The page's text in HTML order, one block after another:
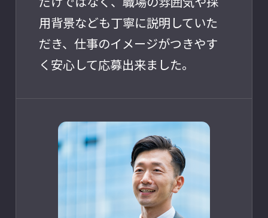
用背景なども丁寧に説明していた
だき、仕事のイメージがつきやす
く安心して応募出来ました。